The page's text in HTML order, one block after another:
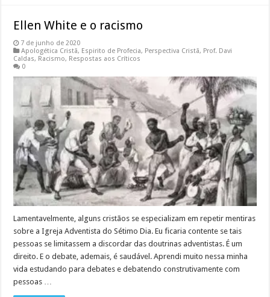
Ellen White e o racismo
7 de junho de 2020
Apologética Cristã, Espirito de Profecia, Perspectiva Cristã, Prof. Davi
Caldas, Racismo, Respostas aos Críticos
0
Lamentavelmente, alguns cristãos se especializam em repetir mentiras
sobre a Igreja Adventista do Sétimo Dia. Eu ficaria contente se tais
pessoas se limitassem a discordar das doutrinas adventistas. É um
direito. E o debate, ademais, é saudável. Aprendi muito nessa minha
vida estudando para debates e debatendo construtivamente com
pessoas …